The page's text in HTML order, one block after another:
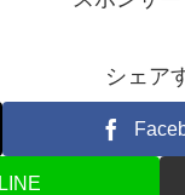
シェア
LINE